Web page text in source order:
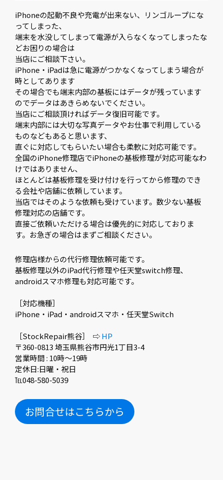
iPhoneの起動不良や充電が出来ない、リンゴループにな
ってしまった、
端末を水没してしまって電源が入らなくなってしまったな
どお困りの場合は
当店にご相談下さい。
iPhone・iPadは急に電源がつかなくなってしまう場合が
時としてあります
その場合でも端末内部の基板にはデータが残っています
のでデータはあきらめないでください。
当店にご相談頂ければデータ復旧可能です。
端末内部には大切な写真データやお仕事で利用している
ものなどもあると思います、
直ぐに対応してもらいたい場合も柔軟に対応可能です。
全国のiPhone修理店でiPhoneの基板修理が対応可能なわ
けではありません、
ほとんどは基板修理を受け付けを行ってから修理のでき
る会社や店舗に依頼しています。
当店ではそのような依頼も受けています。数少ない基板
修理対応の店舗です。
直接ご依頼いただける場合は優先的に対応しておりま
す。お急ぎの場合はまずご相談ください。
修理店様からの代行修理依頼可能です。
基板修理以外のiPad代行修理や任天堂switch修理、
androidスマホ修理も対応可能です。
［対応機種］
iPhone・iPad・androidスマホ・任天堂Switch
［StockRepair熊谷］ ⇨HP
〒360-0813 埼玉県熊谷市円光1丁目3-4
営業時間 : 10時〜19時
定休日:日曜・祝日
℡048-580-5039
お問合せはこちらから